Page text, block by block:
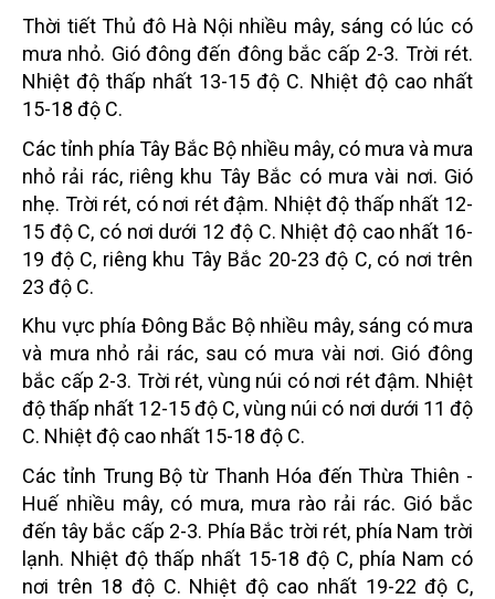
Thời tiết Thủ đô Hà Nội nhiều mây, sáng có lúc có
mưa nhỏ. Gió đông đến đông bắc cấp 2-3. Trời rét.
Nhiệt độ thấp nhất 13-15 độ C. Nhiệt độ cao nhất
15-18 độ C.
Các tỉnh phía Tây Bắc Bộ nhiều mây, có mưa và mưa
nhỏ rải rác, riêng khu Tây Bắc có mưa vài nơi. Gió
nhẹ. Trời rét, có nơi rét đậm. Nhiệt độ thấp nhất 12-
15 độ C, có nơi dưới 12 độ C. Nhiệt độ cao nhất 16-
19 độ C, riêng khu Tây Bắc 20-23 độ C, có nơi trên
23 độ C.
Khu vực phía Đông Bắc Bộ nhiều mây, sáng có mưa
và mưa nhỏ rải rác, sau có mưa vài nơi. Gió đông
bắc cấp 2-3. Trời rét, vùng núi có nơi rét đậm. Nhiệt
độ thấp nhất 12-15 độ C, vùng núi có nơi dưới 11 độ
C. Nhiệt độ cao nhất 15-18 độ C.
Các tỉnh Trung Bộ từ Thanh Hóa đến Thừa Thiên -
Huế nhiều mây, có mưa, mưa rào rải rác. Gió bắc
đến tây bắc cấp 2-3. Phía Bắc trời rét, phía Nam trời
lạnh. Nhiệt độ thấp nhất 15-18 độ C, phía Nam có
nơi trên 18 độ C. Nhiệt độ cao nhất 19-22 độ C,